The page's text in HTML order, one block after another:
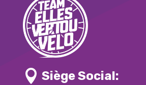
 Siège Social: